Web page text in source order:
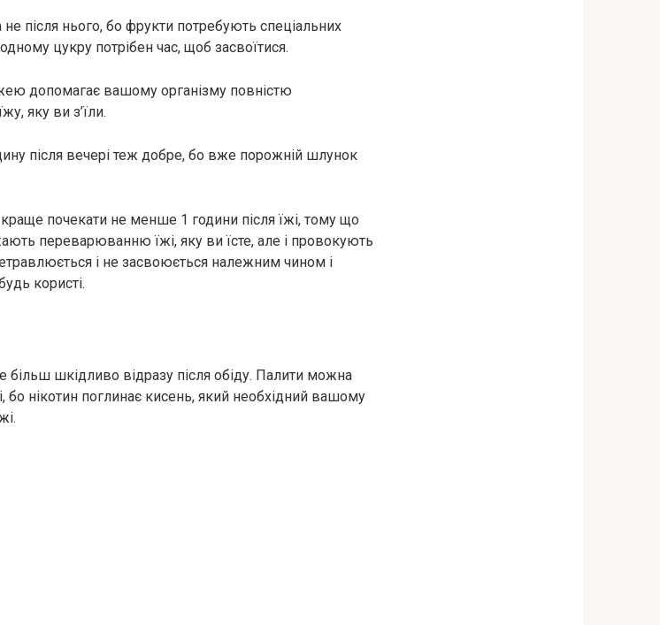
після нього, бо фрукти потребують спеціальних
цукру потрібен час, щоб засвоїтися.
допомагає вашому організму повністю
яку ви з’їли.
після вечері теж добре, бо вже порожній шлунок
почекати не менше 1 години після їжі, тому що
переварюванню їжі, яку ви їсте, але і провокують
і не засвоюється належним чином і
користі.
більш шкідливо відразу після обіду. Палити можна
бо нікотин поглинає кисень, який необхідний вашому